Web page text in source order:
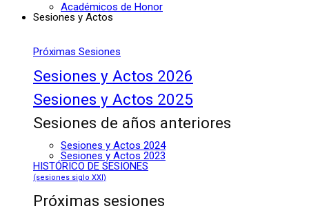
Académicos de Honor
Sesiones y Actos
Próximas Sesiones
Sesiones y Actos 2026
Sesiones y Actos 2025
Sesiones de años anteriores
Sesiones y Actos 2024
Sesiones y Actos 2023
HISTÓRICO DE SESIONES
(sesiones siglo XXI)
Próximas sesiones